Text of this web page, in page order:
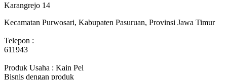
Karangrejo 14
Kecamatan Purwosari, Kabupaten Pasuruan, Provinsi Jawa Timur
Telepon :
611943
Produk Usaha : Kain Pel
Bisnis dengan produk